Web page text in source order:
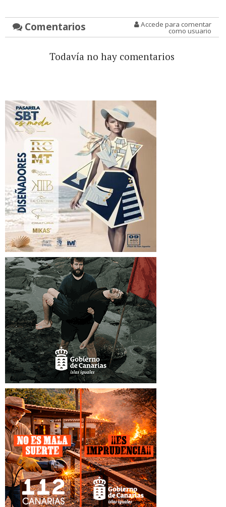
Comentarios Accede para comentar
como usuario
Todavía no hay comentarios